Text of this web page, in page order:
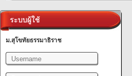
A PHP Error was encountered
Severity: Notice
Message: Undefined variable: uni_id
Filename: library/header.php
Line Number: 345
ระบบผู้ใช้
ม.สุโขทัยธรรมาธิราช